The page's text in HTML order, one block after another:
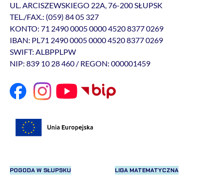
UL. ARCISZEWSKIEGO 22A, 76-200 SŁUPSK
TEL./FAX.: (059) 84 05 327
KONTO: 71 2490 0005 0000 4520 8377 0269
IBAN: PL71 2490 0005 0000 4520 8377 0269
SWIFT: ALBPPLPW
NIP: 839 10 28 460 / REGON: 000001459
POGODA W SŁUPSKU LIGA MATEMATYCZNA